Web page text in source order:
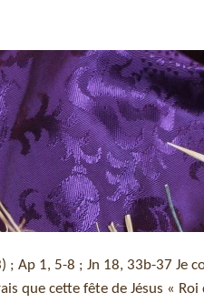
; Ap 1, 5-8 ; Jn 18, 33b-37 Je
que cette fête de Jésus «